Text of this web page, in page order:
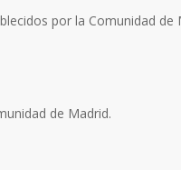
por la Comunidad de
de Madrid.